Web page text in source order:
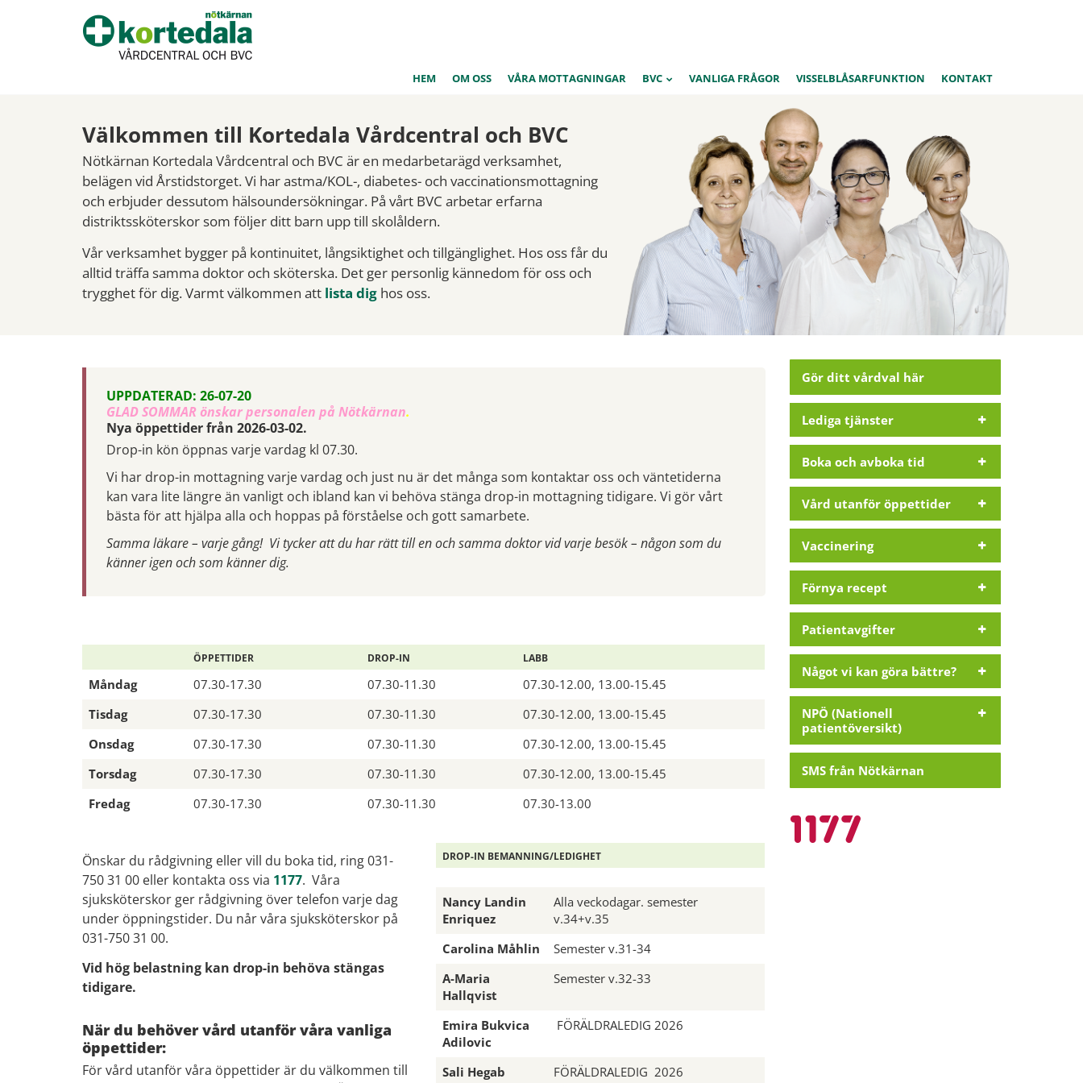
HEM OM OSS VÅRA MOTTAGNINGAR BVC VANLIGA FRÅGOR VISSELBLÅSARFUNKTION KONTAKT
Välkommen till Kortedala Vårdcentral och BVC
Nötkärnan Kortedala Vårdcentral och BVC är en medarbetarägd verksamhet,
belägen vid Årstidstorget. Vi har astma/KOL-, diabetes- och vaccinations­mottagning
och erbjuder dessutom hälso­undersökningar. På vårt BVC arbetar erfarna
distriktssköterskor som följer ditt barn upp till skolåldern.
Vår verksamhet bygger på kontinuitet, långsiktighet och tillgänglighet. Hos oss får du
alltid träffa samma doktor och sköterska. Det ger personlig kännedom för oss och
trygghet för dig. Varmt välkommen att lista dig hos oss.
UPPDATERAD: 26-07-20
GLAD SOMMAR önskar personalen på Nötkärnan.
Nya öppettider från 2026-03-02.
Drop-in kön öppnas varje vardag kl 07.30.
Vi har drop-in mottagning varje vardag och just nu är det många som kontaktar oss och väntetiderna
kan vara lite längre än vanligt och ibland kan vi behöva stänga drop-in mottagning tidigare. Vi gör vårt
bästa för att hjälpa alla och hoppas på förståelse och gott samarbete.
Samma läkare – varje gång! Vi tycker att du har rätt till en och samma doktor vid varje besök – någon som du
känner igen och som känner dig.
ÖPPETTIDER DROP-IN LABB
Måndag 07.30-17.30 07.30-11.30
07.30-12.00, 13.00-15.45
Tisdag
07.30-17.30 07.30-11.30
07.30-12.00, 13.00-15.45
Onsdag
07.30-17.30 07.30-11.30
07.30-12.00, 13.00-15.45
Torsdag
07.30-17.30 07.30-11.30
07.30-12.00, 13.00-15.45
Fredag
07.30-17.30 07.30-11.30 07.30-13.00
Önskar du rådgivning eller vill du boka tid, ring 031-
750 31 00 eller kontakta oss via 1177. Våra
sjuksköterskor ger rådgivning över telefon varje dag
under öppningstider. Du når våra sjuksköterskor på
031-750 31 00.
Vid hög belastning kan drop-in behöva stängas
tidigare.
När du behöver vård utanför våra vanliga
öppettider:
För vård utanför våra öppettider är du välkommen till
DROP-IN BEMANNING/LEDIGHET
Nancy Landin
Enriquez
Alla veckodagar. semester
v.34+v.35
Carolina Måhlin
Semester v.31-34
A-Maria
Hallqvist
Semester v.32-33
Emira Bukvica
Adilovic
FÖRÄLDRALEDIG 2026
Sali Hegab
FÖRÄLDRALEDIG 2026
Gör ditt vårdval här
Lediga tjänster
Boka och avboka tid
Vård utanför öppettider
Vaccinering
Förnya recept
Patientavgifter
Något vi kan göra bättre?
NPÖ (Nationell
patientöversikt)
SMS från Nötkärnan